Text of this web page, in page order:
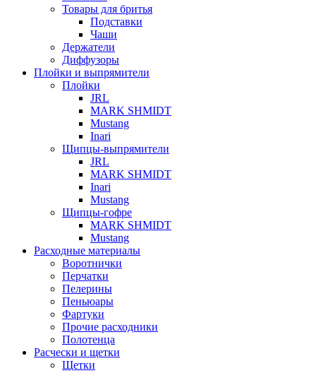
Товары для бритья
Подставки
Чаши
Держатели
Диффузоры
Плойки и выпрямители
Плойки
JRL
MARK SHMIDT
Mustang
Inari
Щипцы-выпрямители
JRL
MARK SHMIDT
Inari
Mustang
Щипцы-гофре
MARK SHMIDT
Mustang
Расходные материалы
Воротнички
Перчатки
Пелерины
Пеньюары
Фартуки
Прочие расходники
Полотенца
Расчески и щетки
Щетки